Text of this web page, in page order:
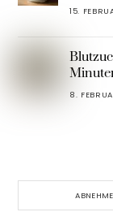
15.
8.